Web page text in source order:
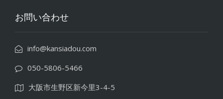
お問い合わせ
info@kansiadou.com
050-5806-5466
大阪市生野区新今里3-4-5